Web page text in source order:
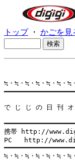
トップ・ かごを見
≒・≒・≒・≒・≒・≒・≒
で じ じ の 日 刊
携帯 http://
PC   http://
≒・≒・≒・≒・≒・≒・≒